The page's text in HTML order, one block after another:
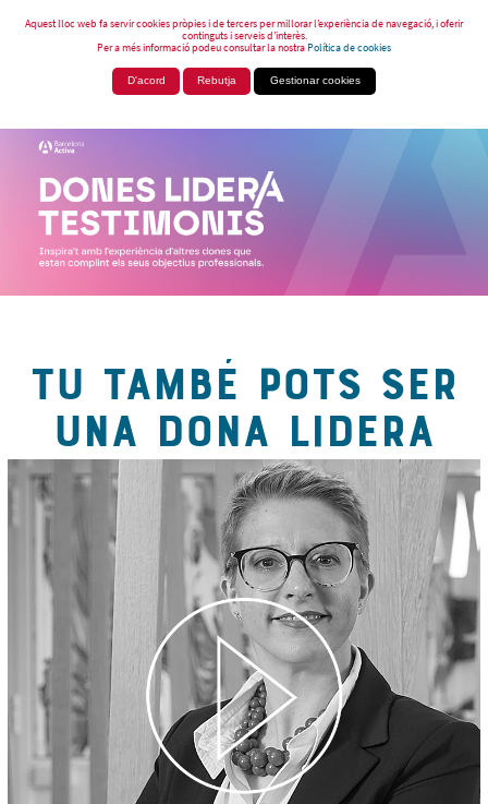
Aquest lloc web fa servir cookies pròpies i de tercers per millorar l’experiència de navegació, i oferir
continguts i serveis d’interès.
Per a més informació podeu consultar la nostraPolítica de cookies
D'acord Rebutja Gestionar cookies
TU TAMBÉ POTS SER
UNA DONA LIDERA